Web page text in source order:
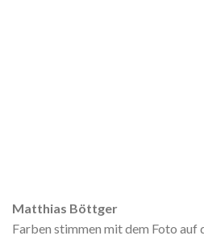
Matthias Böttger
Farben stimmen mit dem Foto auf